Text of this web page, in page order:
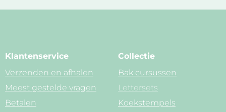
Klantenservice
Verzenden en afhalen
Meest gestelde vragen
Betalen
Collectie
Bak cursussen
Lettersets
Koekstempels